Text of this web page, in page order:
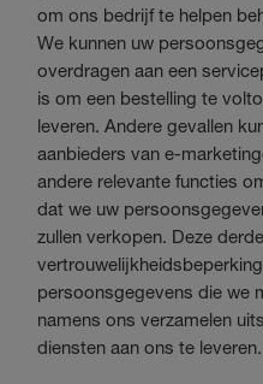
om ons bedrijf te helpen
We kunnen uw
overdragen aan een
is om een bestelling te
leveren. Andere gevallen
aanbieders van e-
andere relevante functies
dat we uw
zullen verkopen. Deze
persoonsgegevens die we
namens ons verzamelen
diensten aan ons te leveren.